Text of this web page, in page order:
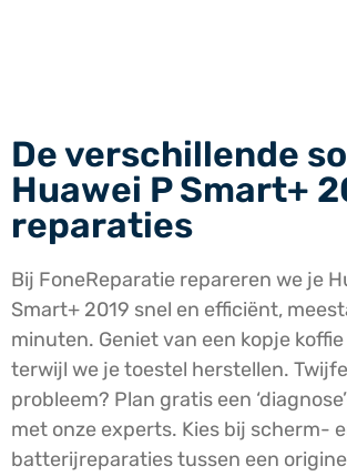
De verschillende
Huawei P Smart+
reparaties
Bij FoneReparatie repareren we je
Smart+ 2019 snel en efficiënt,
minuten. Geniet van een kopje
terwijl we je toestel herstellen.
probleem? Plan gratis een
met onze experts. Kies bij scherm-
batterijreparaties tussen een